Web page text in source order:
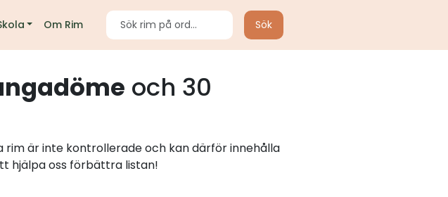
Om Rim Sök
och 30
rim är inte kontrollerade och kan därför innehålla
hjälpa oss förbättra listan!